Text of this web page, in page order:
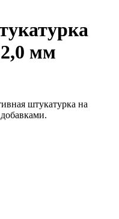
мм
штукатурка на